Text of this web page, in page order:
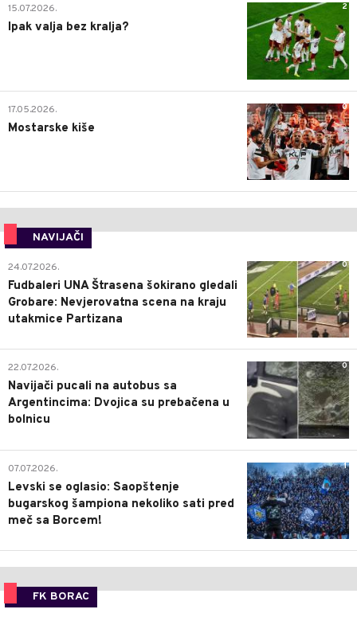
2
15.07.2026.
Ipak valja bez kralja?
0
17.05.2026.
Mostarske kiše
NAVIJAČI
0
24.07.2026.
Fudbaleri UNA Štrasena šokirano gledali
Grobare: Nevjerovatna scena na kraju
utakmice Partizana
0
22.07.2026.
Navijači pucali na autobus sa
Argentincima: Dvojica su prebačena u
bolnicu
1
07.07.2026.
Levski se oglasio: Saopštenje
bugarskog šampiona nekoliko sati pred
meč sa Borcem!
FK BORAC